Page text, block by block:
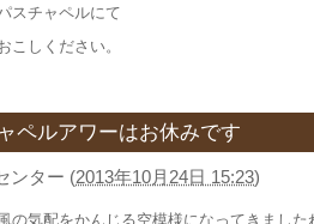
スチャペルにて
こしください。
ペルアワーはお休みです
ンター (2013年10月24日 15:23)
の気配をかんじる空模様になってきました